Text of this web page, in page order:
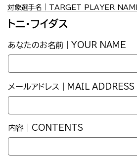
対象選手名｜TARGET PLAYER
トニ・フイダス
あなたのお名前｜YOUR NAME
メールアドレス｜MAIL ADDRESS
内容｜CONTENTS